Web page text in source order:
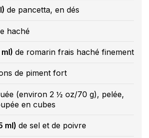
de pancetta, en dés
haché
de romarin frais haché finement
de piment fort
(environ 2 ½ oz/70 g), pelée,
en cubes
ml) de sel et de poivre